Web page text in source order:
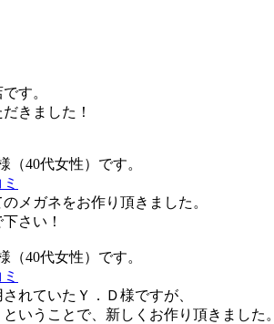
す。
きました！
40代女性）です。
メガネをお作り頂きました。
さい！
40代女性）です。
れていたＹ．Ｄ様ですが、
いうことで、新しくお作り頂きました。